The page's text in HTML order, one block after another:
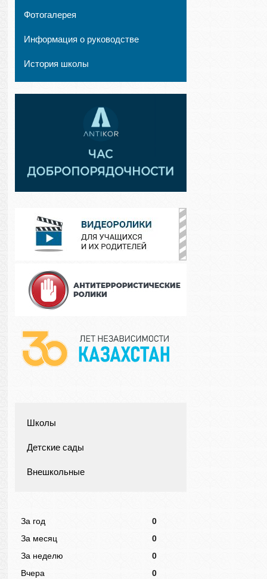
Фотогалерея
Информация о руководстве
История школы
Школы
Детские сады
Внешкольные
За год
0
За месяц
0
За неделю
0
Вчера
0